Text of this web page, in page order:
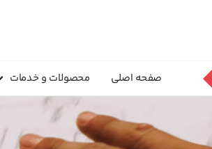
صفحه اصلی محصولات و خدمات